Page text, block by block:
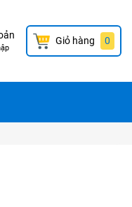
Giỏ hàng 0